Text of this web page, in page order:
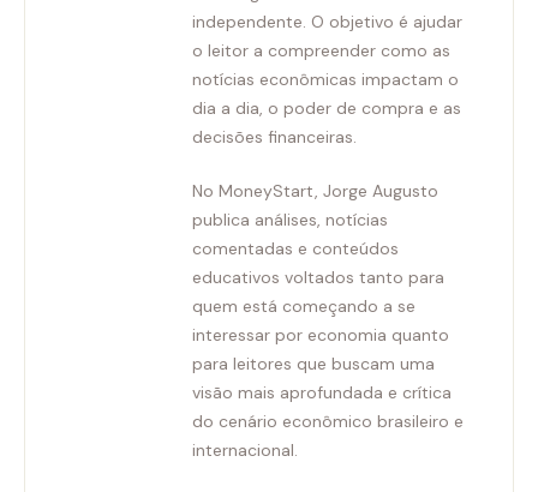
independente. O objetivo é ajudar
o leitor a compreender como as
notícias econômicas impactam o
dia a dia, o poder de compra e as
decisões financeiras.
No MoneyStart, Jorge Augusto
publica análises, notícias
comentadas e conteúdos
educativos voltados tanto para
quem está começando a se
interessar por economia quanto
para leitores que buscam uma
visão mais aprofundada e crítica
do cenário econômico brasileiro e
internacional.